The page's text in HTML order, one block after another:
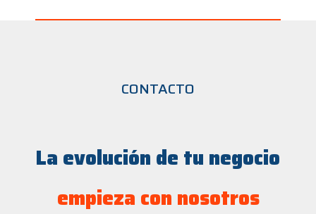
CONTACTO
La evolución de tu negocio
empieza con nosotros